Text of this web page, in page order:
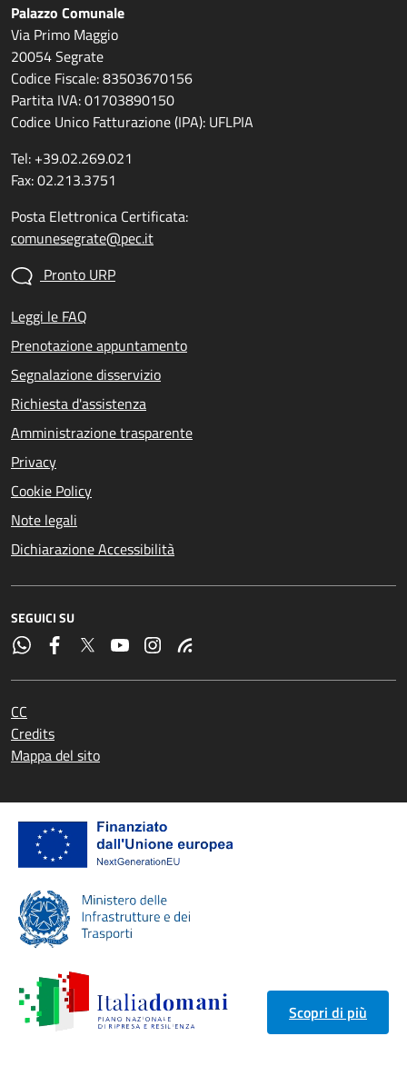
Palazzo Comunale
Via Primo Maggio
20054 Segrate
Codice Fiscale: 83503670156
Partita IVA: 01703890150
Codice Unico Fatturazione (IPA): UFLPIA
Tel: +39.02.269.021
Fax: 02.213.3751
Posta Elettronica Certificata:
comunesegrate@pec.it
Pronto URP
Leggi le FAQ
Prenotazione appuntamento
Segnalazione disservizio
Richiesta d'assistenza
Amministrazione trasparente
Privacy
Cookie Policy
Note legali
Dichiarazione Accessibilità
SEGUICI SU
CC
Credits
Mappa del sito
Scopri di più